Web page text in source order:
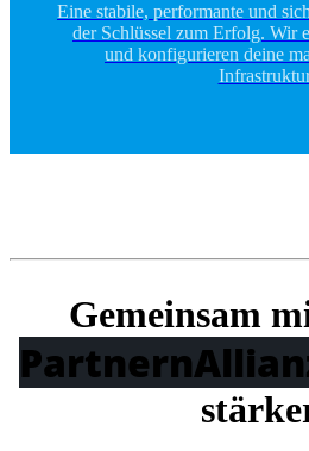
Eine stabile, performante und
der Schlüssel zum Erfolg. Wir
und konfigurieren deine
Gemeinsam
Partnern